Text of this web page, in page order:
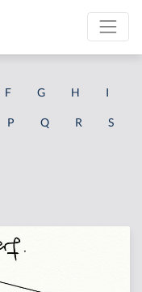
F G H I
P Q R S